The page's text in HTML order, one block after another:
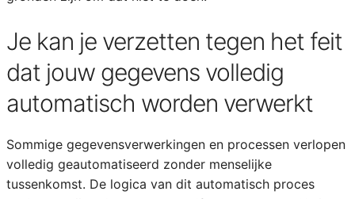
Je kan je verzetten tegen het feit
dat jouw gegevens volledig
automatisch worden verwerkt
Sommige gegevensverwerkingen en processen verlopen
volledig geautomatiseerd zonder menselijke
tussenkomst. De logica van dit automatisch proces